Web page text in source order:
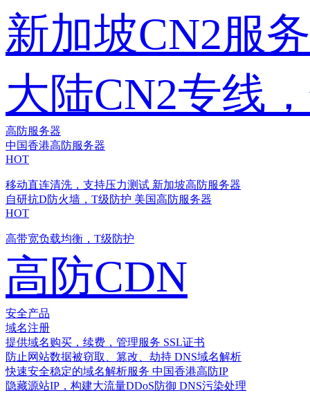
新加坡CN2服
大陆CN2专线
高防服务器
中国香港高防服务器
HOT
移动直连清洗，支持压力测试 新加坡高防服务器
自研抗D防火墙，T级防护 美国高防服务器
HOT
高带宽负载均衡，T级防护
高防CDN
安全产品
域名注册
提供域名购买，续费，管理服务 SSL证书
防止网站数据被窃取、篡改、劫持 DNS域名解析
快速安全稳定的域名解析服务 中国香港高防IP
隐藏源站IP，构建大流量DDoS防御 DNS污染处理